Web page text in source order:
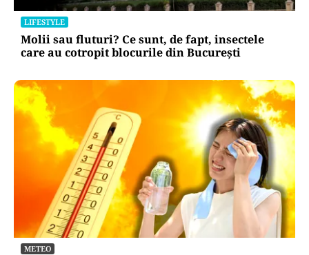
LIFESTYLE
Molii sau fluturi? Ce sunt, de fapt, insectele
care au cotropit blocurile din București
METEO